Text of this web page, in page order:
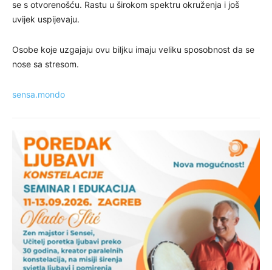
se s otvorenošću. Rastu u širokom spektru okruženja i još
uvijek uspijevaju.
Osobe koje uzgajaju ovu biljku imaju veliku sposobnost da se
nose sa stresom.
sensa.mondo